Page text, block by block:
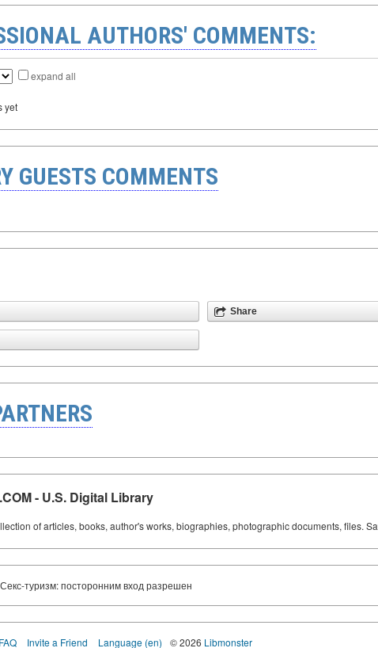
AUTHORS' COMMENTS:
expand all
yet
GUESTS COMMENTS
Share
- U.S. Digital Library
of articles, books, author's works, biographies, photographic documents, files.
Секс-туризм: посторонним вход разрешен
FAQ Invite a Friend Language (en) © 2026 Libmonster